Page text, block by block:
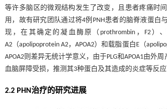
等许多脑区的微观结构发生了改变，且患者疼痛时
用，故有研究团队通过将4例PNH患者的脑脊液蛋白
现，在其确定的凝血酶原（prothrombin，F2）、
A2（apolipoprotein A2，APOA2）和载脂蛋白E（
APOA2则差异无统计学意义，由于PLG和APOA1由外
血脑屏障受损，推测其3种蛋白及其造成的炎症等反
2.2 PHN治疗的研究进展